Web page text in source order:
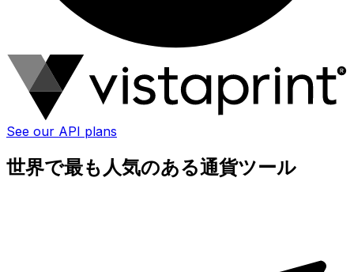
See our API plans
世界で最も人気のある通貨ツール